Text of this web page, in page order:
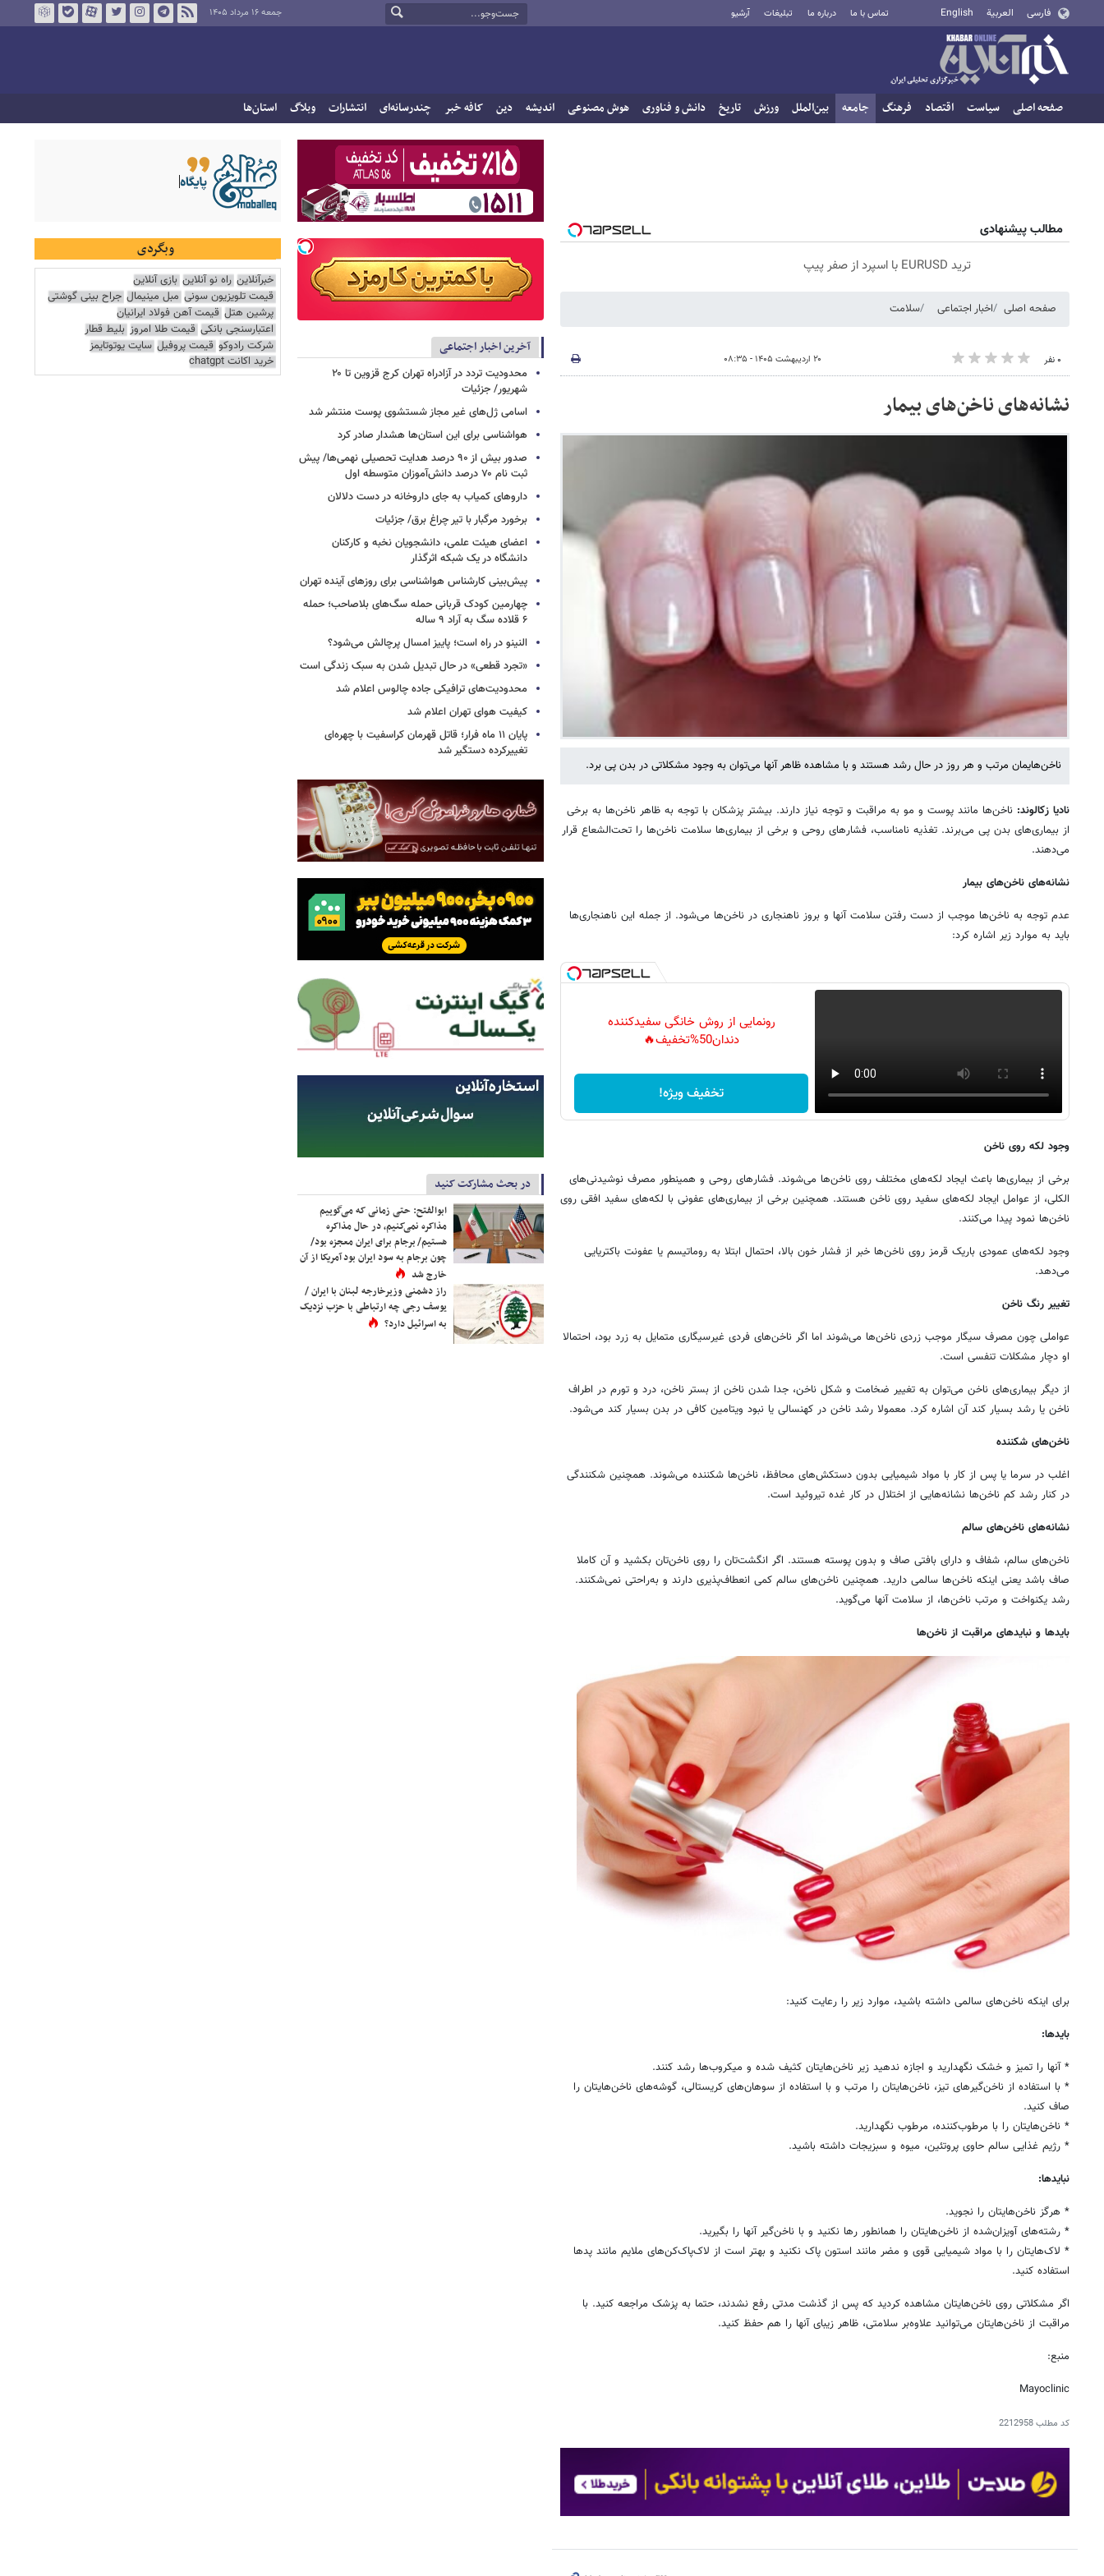
فارسی العربية English تماس با ما درباره ما تبلیغات آرشیو جمعه ۱۶ مرداد ۱۴۰۵
صفحه اصلی سیاست اقتصاد فرهنگ جامعه بین‌الملل ورزش تاریخ دانش و فناوری هوش مصنوعی اندیشه دین کافه خبر چندرسانه‌ای انتشارات وبلاگ استان‌ها
مطالب پیشنهادی
ترید EURUSD با اسپرد از صفر پیپ
صفحه اصلی اخبار اجتماعی سلامت
۰ نفر ۲۰ اردیبهشت ۱۴۰۵ - ۰۸:۳۵
نشانه‌های ناخن‌های بیمار
ناخن‌هایمان مرتب و هر روز در حال رشد هستند و با مشاهده ظاهر آنها می‌توان به وجود مشکلاتی در بدن پی برد.
نادیا زکالوند: ناخن‌ها مانند پوست و مو به مراقبت و توجه نیاز دارند. بیشتر پزشکان با توجه به ظاهر ناخن‌ها به برخی
از بیماری‌های بدن پی می‌برند. تغذیه نامناسب، فشارهای روحی و برخی از بیماری‌ها سلامت ناخن‌ها را تحت‌الشعاع قرار
می‌دهند.
نشانه‌های ناخن‌های بیمار
عدم توجه به ناخن‌ها موجب از دست رفتن سلامت آنها و بروز ناهنجاری در ناخن‌ها می‌شود. از جمله این ناهنجاری‌ها
باید به موارد زیر اشاره کرد:
رونمایی از روش خانگی سفیدکننده
دندان50%تخفیف🔥
تخفیف ویژه!
وجود لکه روی ناخن
برخی از بیماری‌ها باعث ایجاد لکه‌های مختلف روی ناخن‌ها می‌شوند. فشارهای روحی و همینطور مصرف نوشیدنی‌های
الکلی، از عوامل ایجاد لکه‌های سفید روی ناخن هستند. همچنین برخی از بیماری‌های عفونی با لکه‌های سفید افقی روی
ناخن‌ها نمود پیدا می‌کنند.
وجود لکه‌های عمودی باریک قرمز روی ناخن‌ها خبر از فشار خون بالا، احتمال ابتلا به روماتیسم یا عفونت باکتریایی
می‌دهد.
تغییر رنگ ناخن
عواملی چون مصرف سیگار موجب زردی ناخن‌ها می‌شوند اما اگر ناخن‌های فردی غیرسیگاری متمایل به زرد بود، احتمالا
او دچار مشکلات تنفسی است.
از دیگر بیماری‌های ناخن می‌توان به تغییر ضخامت و شکل ناخن، جدا شدن ناخن از بستر ناخن، درد و تورم در اطراف
ناخن یا رشد بسیار کند آن اشاره کرد. معمولا رشد ناخن در کهنسالی یا نبود ویتامین کافی در بدن بسیار کند می‌شود.
ناخن‌های شکننده
اغلب در سرما یا پس از کار با مواد شیمیایی بدون دستکش‌های محافظ، ناخن‌ها شکننده می‌شوند. همچنین شکنندگی
در کنار رشد کم ناخن‌ها نشانه‌هایی از اختلال در کار غده تیروئید است.
نشانه‌های ناخن‌های سالم
ناخن‌های سالم، شفاف و دارای بافتی صاف و بدون پوسته هستند. اگر انگشت‌تان را روی ناخن‌تان بکشید و آن کاملا
صاف باشد یعنی اینکه ناخن‌ها سالمی دارید. همچنین ناخن‌های سالم کمی انعطاف‌پذیری دارند و به‌راحتی نمی‌شکنند.
رشد یکنواخت و مرتب ناخن‌ها، از سلامت آنها می‌گوید.
بایدها و نبایدهای مراقبت از ناخن‌ها
برای اینکه ناخن‌های سالمی داشته باشید، موارد زیر را رعایت کنید:
بایدها:
* آنها را تمیز و خشک نگهدارید و اجازه ندهید زیر ناخن‌هایتان کثیف شده و میکروب‌ها رشد کنند.
* با استفاده از ناخن‌گیرهای تیز، ناخن‌هایتان را مرتب و با استفاده از سوهان‌های کریستالی، گوشه‌های ناخن‌هایتان را
صاف کنید.
* ناخن‌هایتان را با مرطوب‌کننده، مرطوب نگهدارید.
* رژیم غذایی سالم حاوی پروتئین، میوه و سبزیجات داشته باشید.
نبایدها:
* هرگز ناخن‌هایتان را نجوید.
* رشته‌های آویزان‌شده از ناخن‌هایتان را همانطور رها نکنید و با ناخن‌گیر آنها را بگیرید.
* لاک‌هایتان را با مواد شیمیایی قوی و مضر مانند استون پاک نکنید و بهتر است از لاک‌پاک‌کن‌های ملایم مانند پدها
استفاده کنید.
اگر مشکلاتی روی ناخن‌هایتان مشاهده کردید که پس از گذشت مدتی رفع نشدند، حتما به پزشک مراجعه کنید. با
مراقبت از ناخن‌هایتان می‌توانید علاوه‌بر سلامتی، ظاهر زیبای آنها را هم حفظ کنید.
منبع:
Mayoclinic
کد مطلب2212958
آخرین اخبار اجتماعی
محدودیت تردد در آزادراه تهران کرج قزوین تا ۲۰
شهریور/ جزئیات
اسامی ژل‌های غیر مجاز شستشوی پوست منتشر شد
هواشناسی برای این استان‌ها هشدار صادر کرد
صدور بیش از ۹۰ درصد هدایت تحصیلی نهمی‌ها/ پیش
ثبت نام ۷۰ درصد دانش‌آموزان متوسطه اول
داروهای کمیاب به جای داروخانه در دست دلالان
برخورد مرگبار با تیر چراغ برق/ جزئیات
اعضای هیئت علمی، دانشجویان نخبه و کارکنان
دانشگاه در یک شبکه‌ اثرگذار
پیش‌بینی کارشناس هواشناسی برای روزهای آینده تهران
چهارمین کودک قربانی حمله سگ‌های بلاصاحب؛ حمله
۶ قلاده سگ به آراد ۹ ساله
النینو در راه است؛ پاییز امسال پرچالش می‌شود؟
«تجرد قطعی» در حال تبدیل شدن به سبک زندگی است
محدودیت‌های ترافیکی جاده چالوس اعلام شد
کیفیت هوای تهران اعلام شد
پایان ۱۱ ماه فرار؛ قاتل قهرمان کراسفیت با چهره‌ای
تغییرکرده دستگیر شد
در بحث مشارکت کنید
ابوالفتح: حتی زمانی که می‌گوییم
مذاکره نمی‌کنیم، در حال مذاکره
هستیم/ برجام برای ایران معجزه بود/
چون برجام به سود ایران بود آمریکا از آن
خارج شد
راز دشمنی وزیرخارجه لبنان با ایران /
یوسف رجی چه ارتباطی با حزب نزدیک
به اسرائیل دارد؟
وبگردی
خبرآنلاین راه نو آنلاین بازی آنلاین
قیمت تلویزیون سونی مبل مینیمال جراح بینی گوشتی
پرشین هتل قیمت آهن فولاد ایرانیان
اعتبارسنجی بانکی قیمت طلا امروز بلیط قطار
شرکت رادوکو قیمت پروفیل سایت یوتوتایمز
خرید اکانت chatgpt